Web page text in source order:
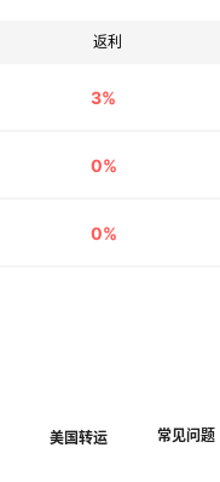
返利
3%
0%
0%
美国转运